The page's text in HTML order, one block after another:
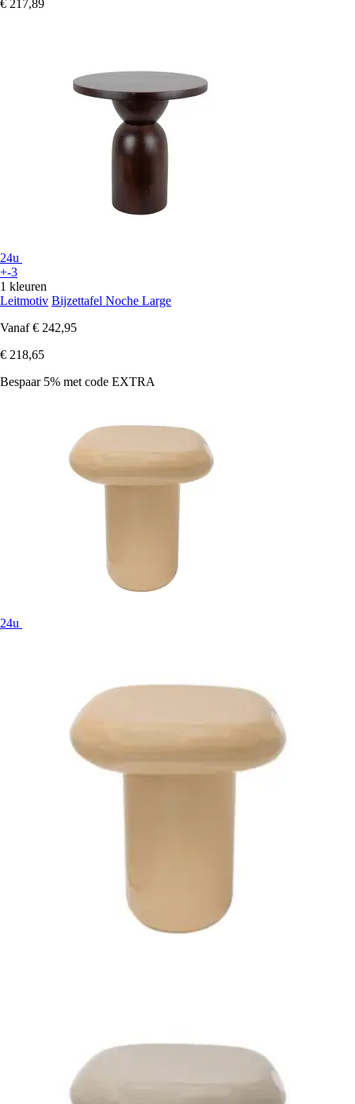
€ 217,89
24u
+-3
1 kleuren
Leitmotiv Bijzettafel Noche Large
Vanaf € 242,95
€ 218,65
Bespaar 5% met code EXTRA
24u